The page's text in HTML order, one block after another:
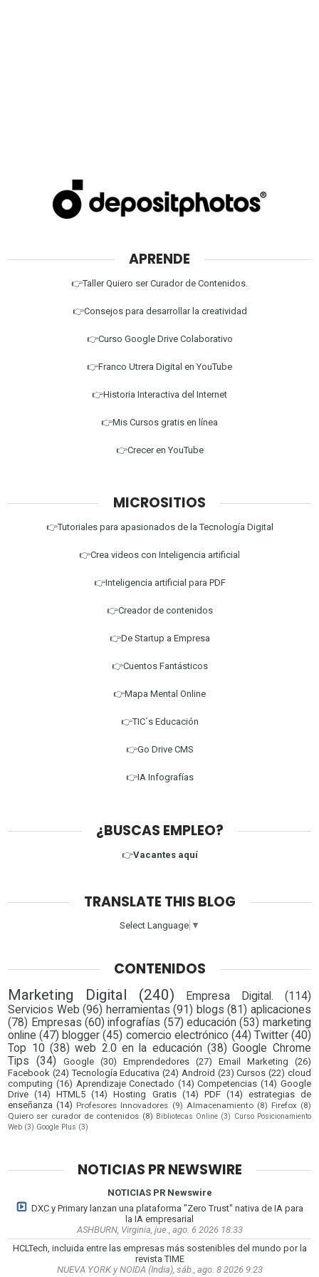
APRENDE
👉Taller Quiero ser Curador de Contenidos.
👉Consejos para desarrollar la creatividad
👉Curso Google Drive Colaborativo
👉Franco Utrera Digital en YouTube
👉Historia Interactiva del Internet
👉Mis Cursos gratis en línea
👉Crecer en YouTube
MICROSITIOS
👉Tutoriales para apasionados de la Tecnología Digital
👉Crea videos con Inteligencia artificial
👉Inteligencia artificial para PDF
👉Creador de contenidos
👉De Startup a Empresa
👉Cuentos Fantásticos
👉Mapa Mental Online
👉TIC´s Educación
👉Go Drive CMS
👉IA Infografías
¿BUSCAS EMPLEO?
👉Vacantes aquí
TRANSLATE THIS BLOG
Select Language ▼
CONTENIDOS
Marketing Digital (240) Empresa Digital.
(114)
Servicios Web (96) herramientas (91) blogs (81) aplicaciones
(78) Empresas (60) infografías (57) educación (53) marketing
online (47) blogger (45) comercio electrónico (44) Twitter (40)
Top 10 (38) web 2.0 en la educación (38) Google Chrome
Tips
(34) Google (30) Emprendedores (27) Email Marketing
(26)
Facebook (24) Tecnología Educativa (24) Android (23) Cursos (22) cloud
computing (16) Aprendizaje Conectado (14) Competencias (14) Google
Drive (14) HTML5 (14) Hosting Gratis (14) PDF (14) estrategias de
enseñanza (14) Profesores Innovadores (9) Almacenamiento (8) Firefox (8)
Quiero ser curador de contenidos (8) Bibliotecas Online (3) Curso Posicionamiento
Web (3) Google Plus (3)
NOTICIAS PR NEWSWIRE
NOTICIAS PR Newswire
DXC y Primary lanzan una plataforma "Zero Trust" nativa de IA para
la IA empresarial
ASHBURN, Virginia, jue., ago. 6 2026 18:33
HCLTech, incluida entre las empresas más sostenibles del mundo por la
revista TIME
NUEVA YORK y NOIDA (India), sáb., ago. 8 2026 9:23